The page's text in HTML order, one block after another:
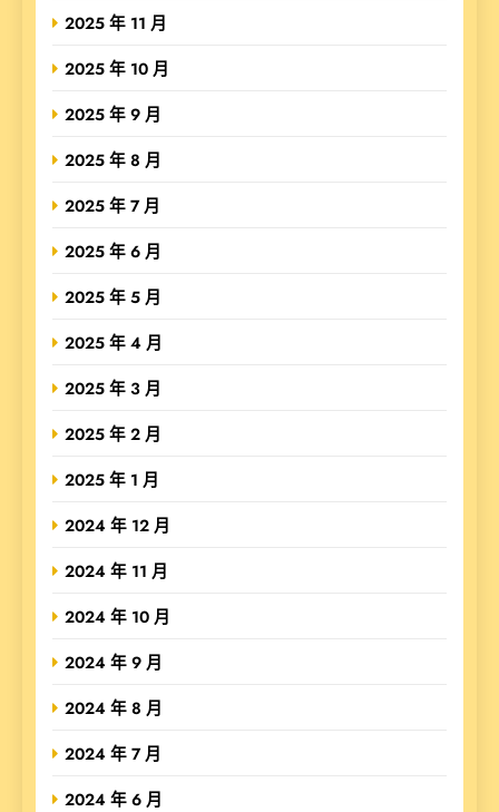
2025 年 11 月
2025 年 10 月
2025 年 9 月
2025 年 8 月
2025 年 7 月
2025 年 6 月
2025 年 5 月
2025 年 4 月
2025 年 3 月
2025 年 2 月
2025 年 1 月
2024 年 12 月
2024 年 11 月
2024 年 10 月
2024 年 9 月
2024 年 8 月
2024 年 7 月
2024 年 6 月